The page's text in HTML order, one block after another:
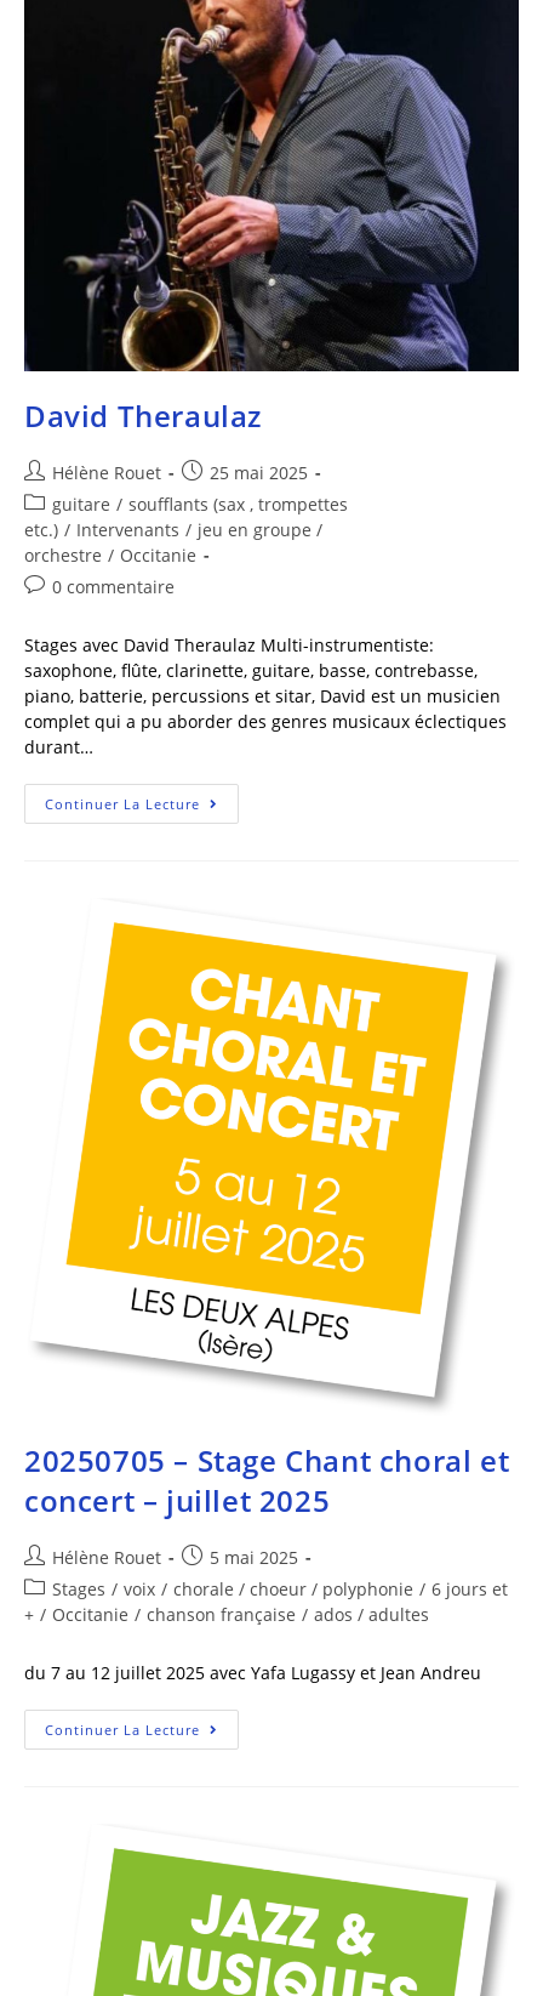
David Theraulaz
Hélène Rouet
25 mai 2025
guitare / soufflants (sax , trompettes
etc.) / Intervenants / jeu en groupe /
orchestre / Occitanie
0 commentaire
Stages avec David Theraulaz Multi-instrumentiste:
saxophone, flûte, clarinette, guitare, basse, contrebasse,
piano, batterie, percussions et sitar, David est un musicien
complet qui a pu aborder des genres musicaux éclectiques
durant…
Continuer La Lecture
20250705 – Stage Chant choral et
concert – juillet 2025
Hélène Rouet
5 mai 2025
Stages / voix / chorale / choeur / polyphonie / 6 jours et
+ / Occitanie / chanson française / ados / adultes
du 7 au 12 juillet 2025 avec Yafa Lugassy et Jean Andreu
Continuer La Lecture